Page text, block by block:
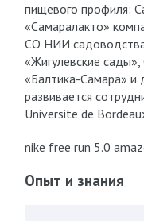
пищевого профиля:
«Самаралакто»
СО НИИ садоводства
«Жигулевские
«Балтика-Самара» и
развивается
Universite de
nike free run 5.0
Опыт и знания